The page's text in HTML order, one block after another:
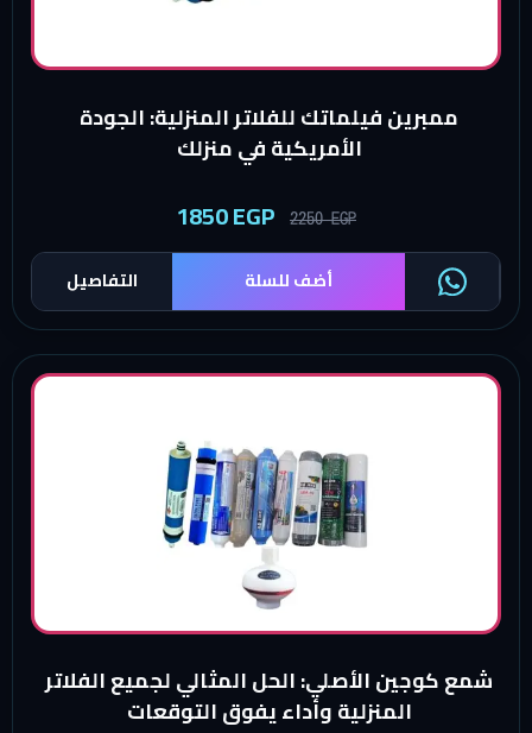
ممبرين فيلماتك للفلاتر المنزلية: الجودة
الأمريكية في منزلك
2250EGP
1850EGP
التفاصيل أضف للسلة
شمع كوجين الأصلي: الحل المثالي لجميع الفلاتر
المنزلية وأداء يفوق التوقعات